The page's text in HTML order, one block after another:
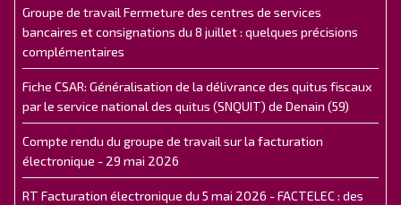
Groupe de travail Fermeture des centres de services
bancaires et consignations du 8 juillet : quelques précisions
complémentaires
Fiche CSAR: Généralisation de la délivrance des quitus fiscaux
par le service national des quitus (SNQUIT) de Denain (59)
Compte rendu du groupe de travail sur la facturation
électronique - 29 mai 2026
RT Facturation électronique du 5 mai 2026 - FACTELEC : des